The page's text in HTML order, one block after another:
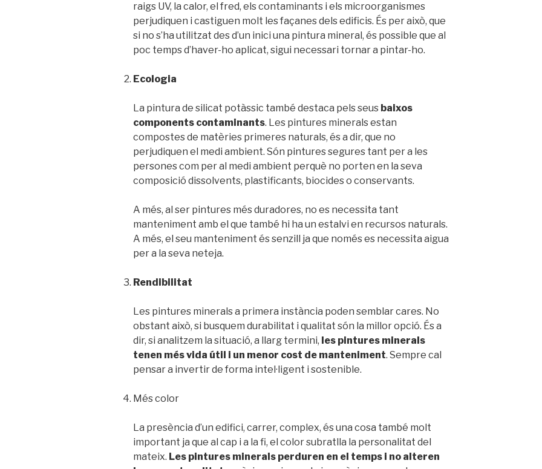
raigs UV, la calor, el fred, els contaminants i els microorganismes
perjudiquen i castiguen molt les façanes dels edificis. És per això, que
si no s’ha utilitzat des d’un inici una pintura mineral, és possible que al
poc temps d’haver-ho aplicat, sigui necessari tornar a pintar-ho.
Ecologia
La pintura de silicat potàssic també destaca pels seus baixos
components contaminants. Les pintures minerals estan
compostes de matèries primeres naturals, és a dir, que no
perjudiquen el medi ambient. Són pintures segures tant per a les
persones com per al medi ambient perquè no porten en la seva
composició dissolvents, plastificants, biocides o conservants.
A més, al ser pintures més duradores, no es necessita tant
manteniment amb el que també hi ha un estalvi en recursos naturals.
A més, el seu manteniment és senzill ja que només es necessita aigua
per a la seva neteja.
Rendibilitat
Les pintures minerals a primera instància poden semblar cares. No
obstant això, si busquem durabilitat i qualitat són la millor opció. És a
dir, si analitzem la situació, a llarg termini, les pintures minerals
tenen més vida útil i un menor cost de manteniment. Sempre cal
pensar a invertir de forma intel·ligent i sostenible.
Més color
La presència d’un edifici, carrer, complex, és una cosa també molt
important ja que al cap i a la fi, el color subratlla la personalitat del
mateix. Les pintures minerals perduren en el temps i no alteren